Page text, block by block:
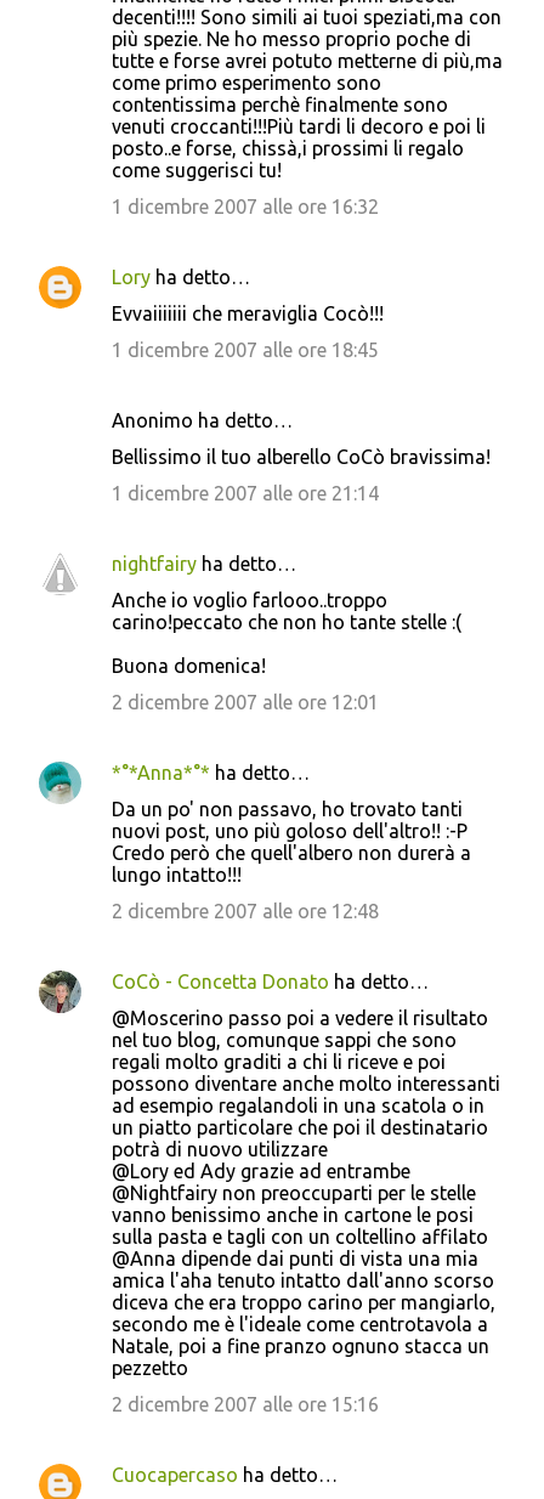
decenti!!!! Sono simili ai tuoi speziati,ma con
più spezie. Ne ho messo proprio poche di
tutte e forse avrei potuto metterne di più,ma
come primo esperimento sono
contentissima perchè finalmente sono
venuti croccanti!!!Più tardi li decoro e poi li
posto..e forse, chissà,i prossimi li regalo
come suggerisci tu!
1 dicembre 2007 alle ore 16:32
Lory ha detto…
Evvaiiiiiii che meraviglia Cocò!!!
1 dicembre 2007 alle ore 18:45
Anonimo ha detto…
Bellissimo il tuo alberello CoCò bravissima!
1 dicembre 2007 alle ore 21:14
nightfairy ha detto…
Anche io voglio farlooo..troppo
carino!peccato che non ho tante stelle :(
Buona domenica!
2 dicembre 2007 alle ore 12:01
*°*Anna*°* ha detto…
Da un po' non passavo, ho trovato tanti
nuovi post, uno più goloso dell'altro!! :-P
Credo però che quell'albero non durerà a
lungo intatto!!!
2 dicembre 2007 alle ore 12:48
CoCò - Concetta Donato ha detto…
@Moscerino passo poi a vedere il risultato
nel tuo blog, comunque sappi che sono
regali molto graditi a chi li riceve e poi
possono diventare anche molto interessanti
ad esempio regalandoli in una scatola o in
un piatto particolare che poi il destinatario
potrà di nuovo utilizzare
@Lory ed Ady grazie ad entrambe
@Nightfairy non preoccuparti per le stelle
vanno benissimo anche in cartone le posi
sulla pasta e tagli con un coltellino affilato
@Anna dipende dai punti di vista una mia
amica l'aha tenuto intatto dall'anno scorso
diceva che era troppo carino per mangiarlo,
secondo me è l'ideale come centrotavola a
Natale, poi a fine pranzo ognuno stacca un
pezzetto
2 dicembre 2007 alle ore 15:16
Cuocapercaso ha detto…